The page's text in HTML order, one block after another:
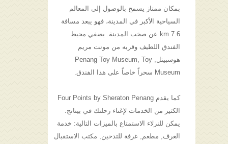
بمكان ممتاز يسمح بالوصول إلى المعالم
السياحية الأكبر في المدينة، فهو يبعد مسافة
7.6 km عن صخب المدينة. يضفي محيط
الفندق اللطيف وقربه من مونت مريم
هوسبيتل, Penang Toy Museum, Toy
Museum سحراً خاصاً على هذا الفندق.
كما يقدم Four Points by Sheraton Penang
الكثير من الخدمات لإغناء رحلتك في بينانج.
يمكن للنزلاء الاستمتاع بالميزات التالية: خدمة
الغرف, مطعم, غرفة للتدخين, مكتب الاستقبال